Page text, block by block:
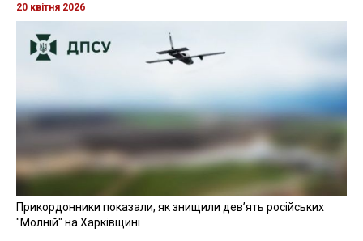
20 квітня 2026
Прикордонники показали, як знищили девʼять російських
"Молній" на Харківщині